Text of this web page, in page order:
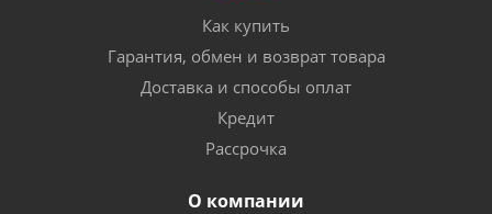
Как купить
Гарантия, обмен и возврат товара
Доставка и способы оплат
Кредит
Рассрочка
О компании